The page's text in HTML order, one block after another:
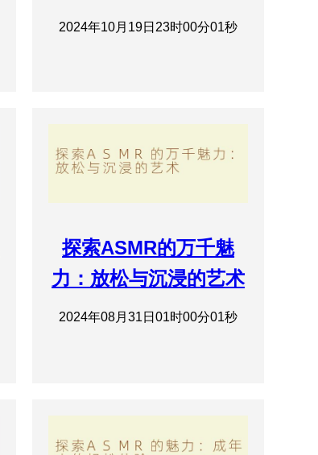
2024年10月19日23时00分01秒
探索ASMR的万千魅
力：放松与沉浸的艺术
2024年08月31日01时00分01秒